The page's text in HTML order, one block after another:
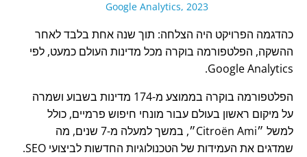
Google Analytics, 2023
כהדגמה הפרויקט היה הצלחה: תוך שנה אחת בלבד לאחר
ההשקה, הפלטפורמה בוקרה מכל מדינות העולם כמעט, לפי
Google Analytics.
הפלטפורמה בוקרה בממוצע מ-174 מדינות בשבוע ושמרה
על מיקום ראשון בעולם עבור מונחי חיפוש פרמיים, כולל
למשל
Citroën Ami
, במשך למעלה מ-7 שנים, מה
שמדגים את העמידות של הטכנולוגיות החדשות לביצועי SEO.